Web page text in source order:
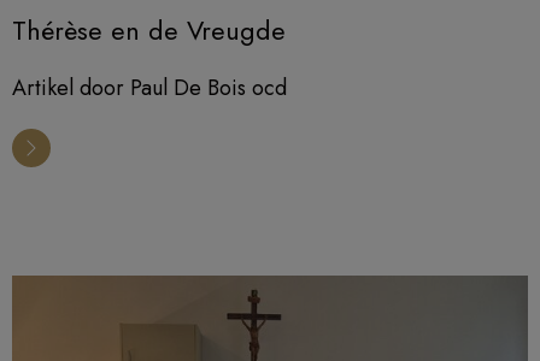
Thérèse en de Vreugde
Artikel door Paul De Bois ocd